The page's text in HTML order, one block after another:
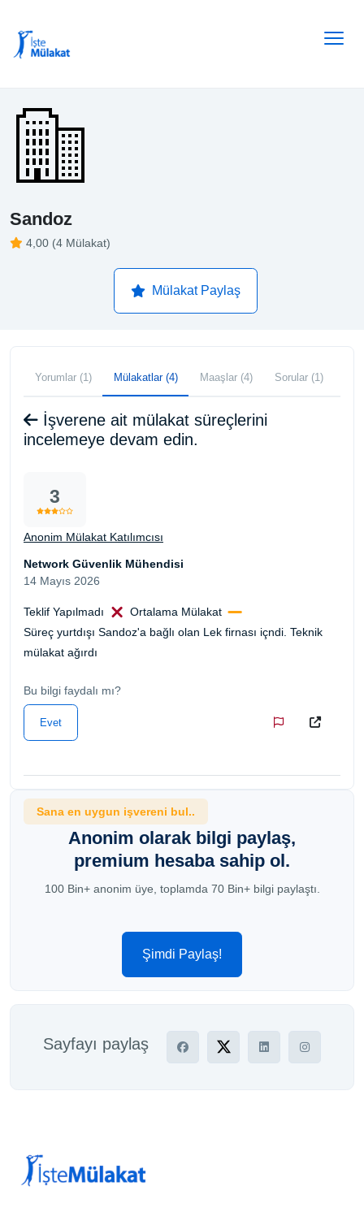
Sandoz
4,00 (4 Mülakat)
Mülakat Paylaş
Yorumlar (1) Mülakatlar (4) Maaşlar (4) Sorular (1)
İşverene ait mülakat süreçlerini
incelemeye devam edin.
3
Anonim Mülakat Katılımcısı
Network Güvenlik Mühendisi
14 Mayıs 2026
Teklif Yapılmadı
Ortalama Mülakat
Süreç yurtdışı Sandoz'a bağlı olan Lek firnası içndi. Teknik
mülakat ağırdı
Bu bilgi faydalı mı?
Evet
Sana en uygun işvereni bul..
Anonim olarak bilgi paylaş,
premium hesaba sahip ol.
100 Bin+ anonim üye, toplamda 70 Bin+ bilgi paylaştı.
Şimdi Paylaş!
Sayfayı paylaş